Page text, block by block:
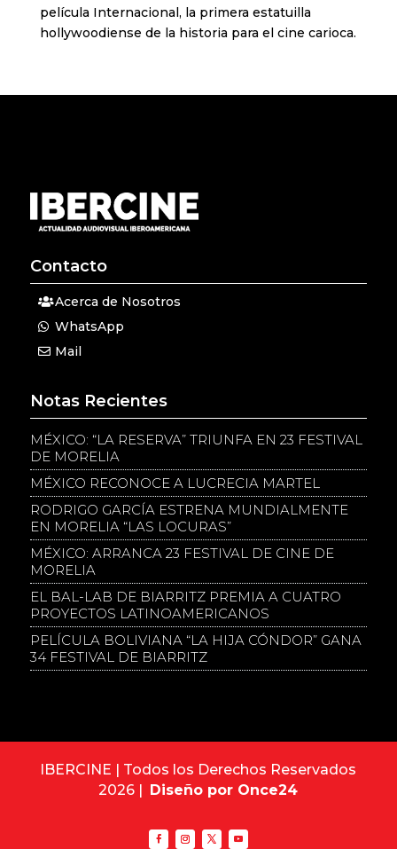
película Internacional, la primera estatuilla
hollywoodiense de la historia para el cine carioca.
Contacto
Acerca de Nosotros
WhatsApp
Mail
Notas Recientes
MÉXICO: “LA RESERVA” TRIUNFA EN 23 FESTIVAL
DE MORELIA
MÉXICO RECONOCE A LUCRECIA MARTEL
RODRIGO GARCÍA ESTRENA MUNDIALMENTE
EN MORELIA “LAS LOCURAS”
MÉXICO: ARRANCA 23 FESTIVAL DE CINE DE
MORELIA
EL BAL-LAB DE BIARRITZ PREMIA A CUATRO
PROYECTOS LATINOAMERICANOS
PELÍCULA BOLIVIANA “LA HIJA CÓNDOR” GANA
34 FESTIVAL DE BIARRITZ
IBERCINE | Todos los Derechos Reservados
2026 | Diseño por Once24